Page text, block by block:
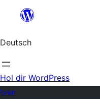
springen
Deutsch
Hol dir WordPress